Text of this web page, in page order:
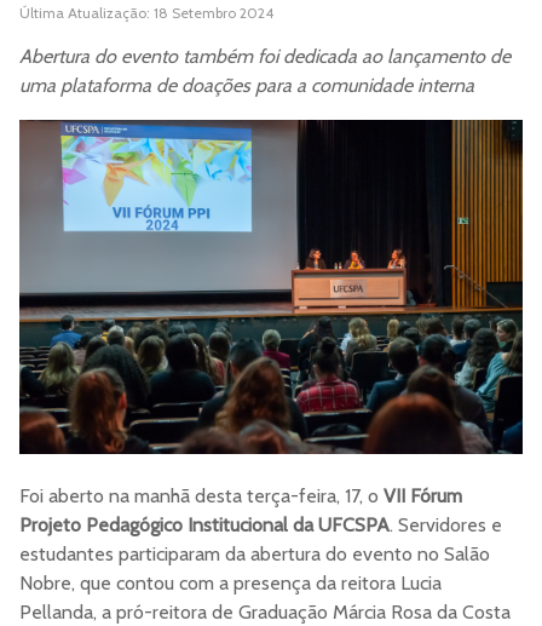
Última Atualização: 18 Setembro 2024
Abertura do evento também foi dedicada ao lançamento de
uma plataforma de doações para a comunidade interna
Foi aberto na manhã desta terça-feira, 17, o VII Fórum
Projeto Pedagógico Institucional da UFCSPA. Servidores e
estudantes participaram da abertura do evento no Salão
Nobre, que contou com a presença da reitora Lucia
Pellanda, a pró-reitora de Graduação Márcia Rosa da Costa